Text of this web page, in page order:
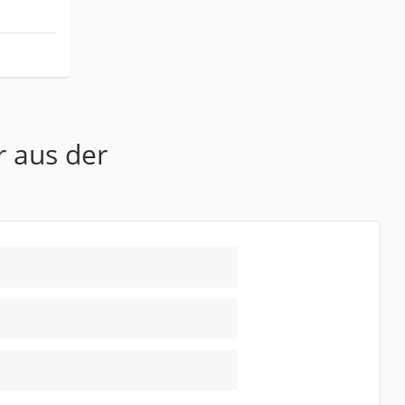
aus der